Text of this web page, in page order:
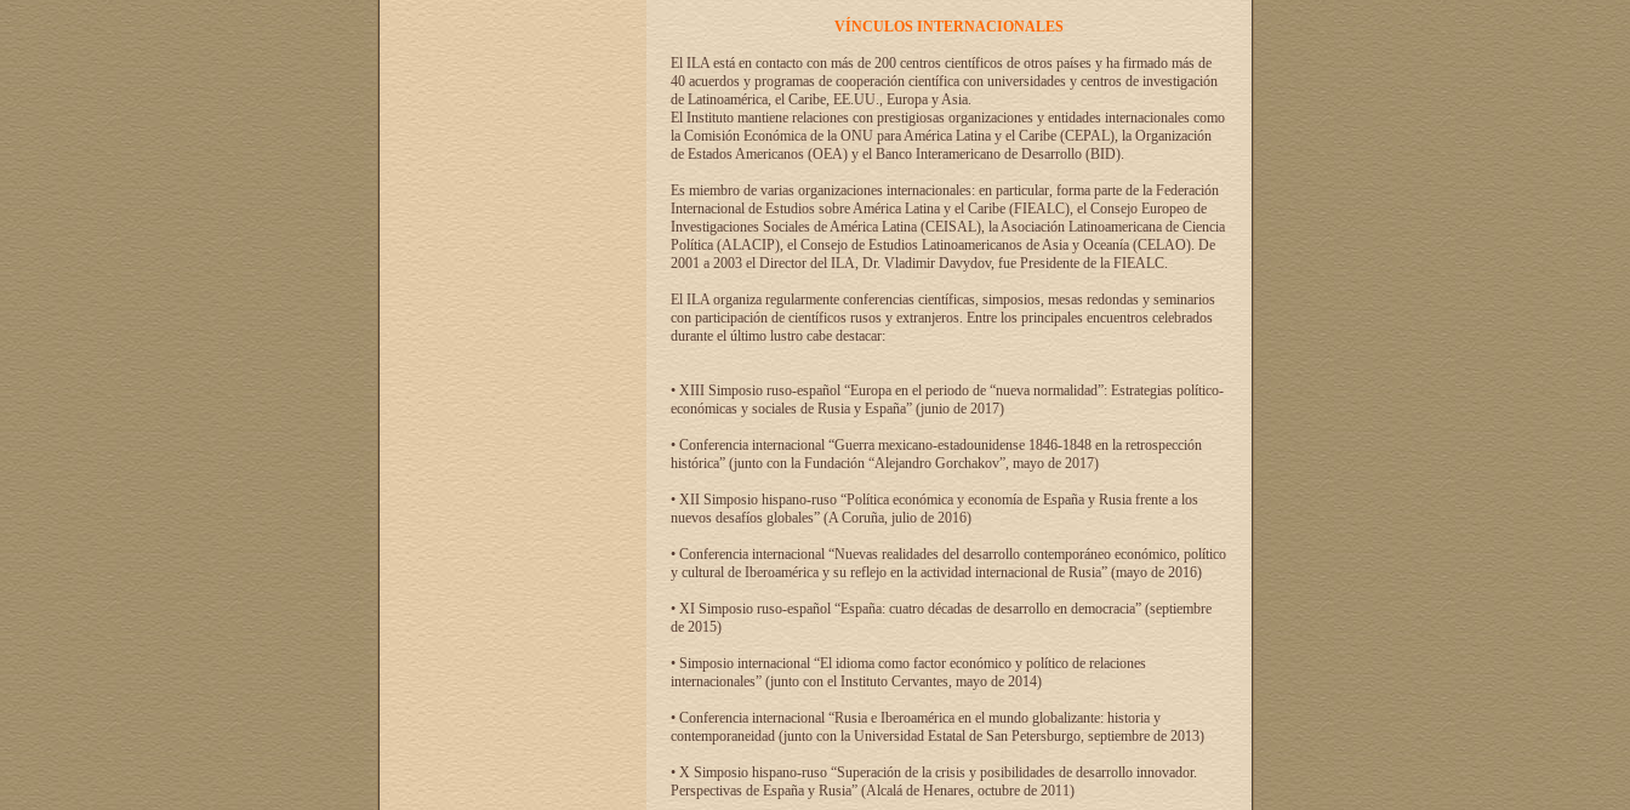
VÍNCULOS INTERNACIONALES
El ILA está en contacto con más de 200 centros científicos de otros países y ha firmado más de
40 acuerdos y programas de cooperación científica con universidades y centros de investigación
de Latinoamérica, el Caribe, EE.UU., Europa y Asia.
El Instituto mantiene relaciones con prestigiosas organizaciones y entidades internacionales como
la Comisión Económica de la ONU para América Latina y el Caribe (CEPAL), la Organización
de Estados Americanos (OEA) y el Banco Interamericano de Desarrollo (BID).
Es miembro de varias organizaciones internacionales: en particular, forma parte de la Federación
Internacional de Estudios sobre América Latina y el Caribe (FIEALC), el Consejo Europeo de
Investigaciones Sociales de América Latina (CEISAL), la Asociación Latinoamericana de Ciencia
Política (ALACIP), el Consejo de Estudios Latinoamericanos de Asia y Oceanía (CELAO). De
2001 a 2003 el Director del ILA, Dr. Vladimir Davydov, fue Presidente de la FIEALC.
El ILA organiza regularmente conferencias científicas, simposios, mesas redondas y seminarios
con participación de científicos rusos y extranjeros. Entre los principales encuentros celebrados
durante el último lustro cabe destacar:
• XIII Simposio ruso-español “Europa en el periodo de “nueva normalidad”: Estrategias político-
económicas y sociales de Rusia y España” (junio de 2017)
• Conferencia internacional “Guerra mexicano-estadounidense 1846-1848 en la retrospección
histórica” (junto con la Fundación “Alejandro Gorchakov”, mayo de 2017)
• XII Simposio hispano-ruso “Política económica y economía de España y Rusia frente a los
nuevos desafíos globales” (A Coruña, julio de 2016)
• Conferencia internacional “Nuevas realidades del desarrollo contemporáneo económico, político
y cultural de Iberoamérica y su reflejo en la actividad internacional de Rusia” (mayo de 2016)
• XI Simposio ruso-español “España: cuatro décadas de desarrollo en democracia” (septiembre
de 2015)
• Simposio internacional “El idioma como factor económico y político de relaciones
internacionales” (junto con el Instituto Cervantes, mayo de 2014)
• Conferencia internacional “Rusia e Iberoamérica en el mundo globalizante: historia y
contemporaneidad (junto con la Universidad Estatal de San Petersburgo, septiembre de 2013)
• X Simposio hispano-ruso “Superación de la crisis y posibilidades de desarrollo innovador.
Perspectivas de España y Rusia” (Alcalá de Henares, octubre de 2011)